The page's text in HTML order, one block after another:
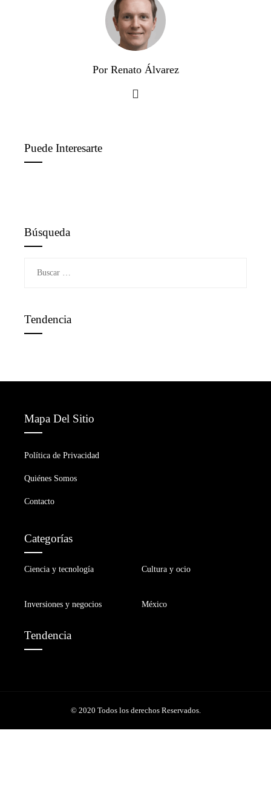
Por Renato Álvarez
Puede Interesarte
Búsqueda
Tendencia
Mapa Del Sitio
Política de Privacidad
Quiénes Somos
Contacto
Categorías
Ciencia y tecnología Cultura y ocio
Inversiones y negocios México
Tendencia
© 2020 Todos los derechos Reservados.